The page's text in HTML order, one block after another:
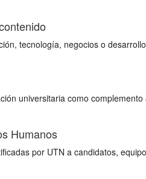
tecnología, negocios o
universitaria como
Humanos
por UTN a candidatos,